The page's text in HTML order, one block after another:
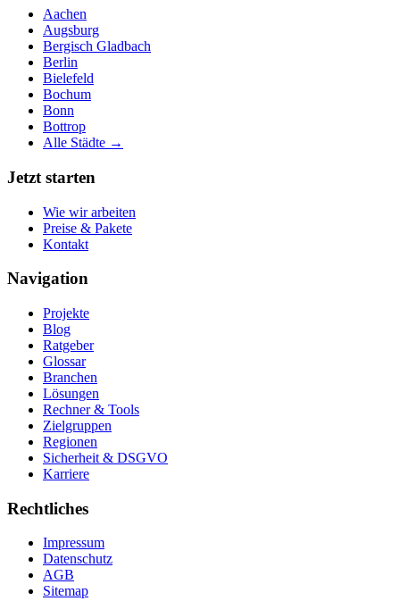
Aachen
Augsburg
Bergisch Gladbach
Berlin
Bielefeld
Bochum
Bonn
Bottrop
Alle Städte →
Jetzt starten
Wie wir arbeiten
Preise & Pakete
Kontakt
Navigation
Projekte
Blog
Ratgeber
Glossar
Branchen
Lösungen
Rechner & Tools
Zielgruppen
Regionen
Sicherheit & DSGVO
Karriere
Rechtliches
Impressum
Datenschutz
AGB
Sitemap